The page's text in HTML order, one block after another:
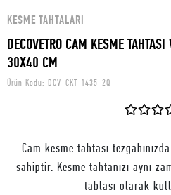
KESME TAHTALARI
DECOVETRO CAM KESME
30X40 CM
Ürün Kodu: DCV-CKT-1435-2Q
Cam kesme tahtası
sahiptir. Kesme tahtanızı aynı
tablası olarak